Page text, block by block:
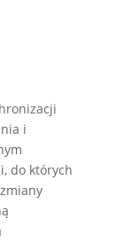
i
do których